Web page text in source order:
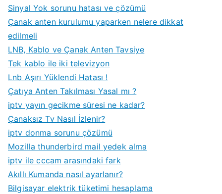
Sinyal Yok sorunu hatası ve çözümü
Çanak anten kurulumu yaparken nelere dikkat
edilmeli
LNB, Kablo ve Çanak Anten Tavsiye
Tek kablo ile iki televizyon
Lnb Aşırı Yüklendi Hatası !
Çatıya Anten Takılması Yasal mı ?
iptv yayın gecikme süresi ne kadar?
Çanaksız Tv Nasıl İzlenir?
iptv donma sorunu çözümü
Mozilla thunderbird mail yedek alma
iptv ile cccam arasındaki fark
Akıllı Kumanda nasıl ayarlanır?
Bilgisayar elektrik tüketimi hesaplama